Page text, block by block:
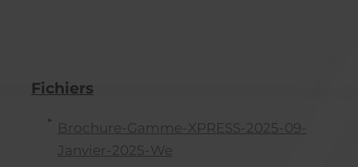
Fichiers
Brochure-Gamme-XPRESS-2025-09-
Janvier-2025-We